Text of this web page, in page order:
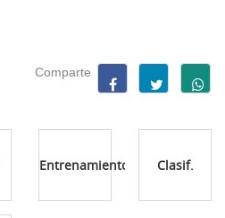
Comparte
Entrenamientos Clasif.